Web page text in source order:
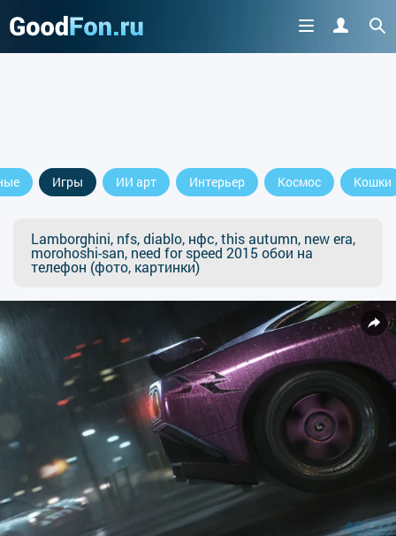
Игры ИИ арт Интерьер Космос Кошки
Lamborghini, nfs, diablo, нфс, this autumn, new era,
morohoshi-san, need for speed 2015 обои на
телефон (фото, картинки)